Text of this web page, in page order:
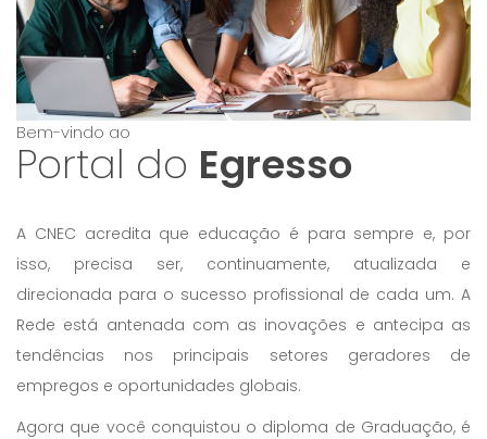
Bem-vindo ao
Portal do Egresso
A CNEC acredita que educação é para sempre e, por
isso, precisa ser, continuamente, atualizada e
direcionada para o sucesso profissional de cada um. A
Rede está antenada com as inovações e antecipa as
tendências nos principais setores geradores de
empregos e oportunidades globais.
Agora que você conquistou o diploma de Graduação, é